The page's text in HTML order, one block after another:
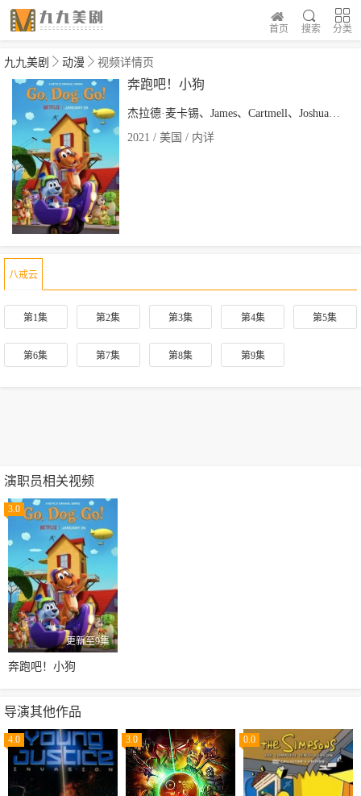
分类
搜索
首页
九九美剧 动漫 视频详情页
奔跑吧！小狗
杰拉德·麦卡锡、James、Cartmell、Joshua、Graham、David、Berni
2021 / 美国 / 内详
八戒云
第1集 第2集 第3集 第4集 第5集
第6集 第7集 第8集 第9集
演职员相关视频
3.0
更新至9集
奔跑吧！小狗
导演其他作品
4.0 3.0 0.0